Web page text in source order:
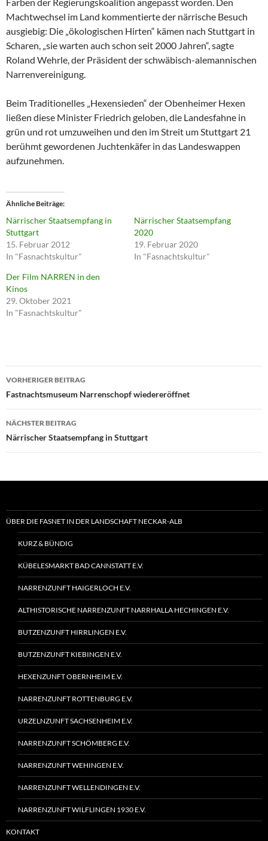
Machtwechsel im Land kommentierte der närrische Besuch
ausgiebig: Die „ökologischen Hirten“ kämen nach Stuttgart in
Scharen, „sie warten auch schon seit 2000 Jahren“, sagte
Roland Wehrle, der Präsident der schwäbisch-alemannischen
Narrenvereinigung.
Beim Traditionelles „Hexensieden“ der Obenheimer Hexen
ließen diese Minister Friedrich geloben, die Landesfahne in
grün und rot umzuweihen und den im Streit um Stuttgart 21
berühmt gewordenen Juchtenkäfer in das Landeswappen
aufzunehmen.
Ähnliche Beiträge
Närrischer Staatsempfang in
Stuttgart
15. Februar 2012
In "Fasnachtskultur"
Närrischer Staatsempfang
2020
19. Februar 2020
In "Fasnachtskultur"
Der Film NARREN in den
Kinos
29. Oktober 2021
In "Fasnachtskultur"
Beitragsnavigation
VORHERIGER BEITRAG
Fastnachtsmuseum Narrenschopf wiedereröffnet
NÄCHSTER BEITRAG
Närrischer Staatsempfang in Stuttgart
ÜBER DIE FASNET IN DER LANDSCHAFT NECKAR-ALB
KURZ & BÜNDIG
KÜBELESMARKT BAD CANNSTATT E.V.
NARRENZUNFT HAIGERLOCH E.V.
ALTHISTORISCHE NARRENZUNFT NARRHALLA HECHINGEN E.V.
BUTZENZUNFT HIRRLINGEN E.V.
BUTZENZUNFT KIEBINGEN E.V.
HEXENZUNFT OBERNHEIM E.V.
NARRENZUNFT ROTTENBURG E.V.
URZELNZUNFT SACHSENHEIM E.V.
NARRENZUNFT SCHÖMBERG E.V.
NARRENZUNFT WEHINGEN E.V.
NARRENZUNFT WELLENDINGEN E.V.
NARRENZUNFT WILFLINGEN 1930 E.V.
KONTAKT